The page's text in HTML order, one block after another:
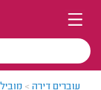
עוברים דירה >